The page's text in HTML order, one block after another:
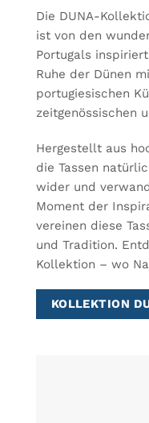
Die DUNA-
ist von den
Portugals
Ruhe der Dünen
portugiesischen
zeitgenössischen
Hergestellt aus
die Tassen
wider und
Moment der
vereinen diese
und Tradition.
Kollektion – wo
KOLLEKTION